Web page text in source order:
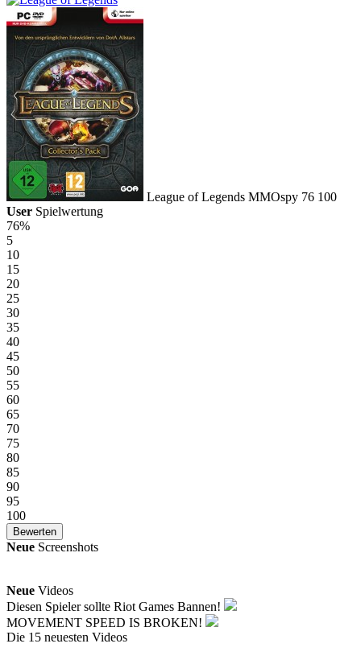
League of Legends MMOspy 76 100
User Spielwertung
76%
5
10
15
20
25
30
35
40
45
50
55
60
65
70
75
80
85
90
95
100
Neue Screenshots
Neue Videos
Diesen Spieler sollte Riot Games Bannen!
MOVEMENT SPEED IS BROKEN!
Die 15 neuesten Videos